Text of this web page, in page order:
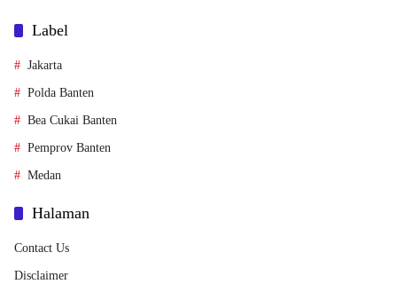
Label
Jakarta
Polda Banten
Bea Cukai Banten
Pemprov Banten
Medan
Halaman
Contact Us
Disclaimer